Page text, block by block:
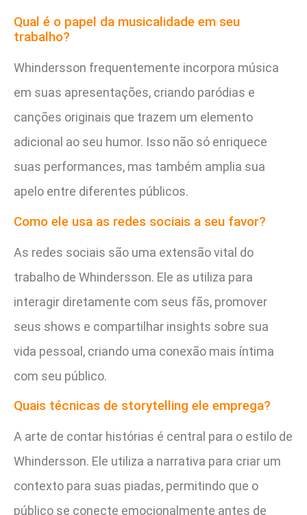
Qual é o papel da musicalidade em seu
trabalho?
Whindersson frequentemente incorpora música
em suas apresentações, criando paródias e
canções originais que trazem um elemento
adicional ao seu humor. Isso não só enriquece
suas performances, mas também amplia sua
apelo entre diferentes públicos.
Como ele usa as redes sociais a seu favor?
As redes sociais são uma extensão vital do
trabalho de Whindersson. Ele as utiliza para
interagir diretamente com seus fãs, promover
seus shows e compartilhar insights sobre sua
vida pessoal, criando uma conexão mais íntima
com seu público.
Quais técnicas de storytelling ele emprega?
A arte de contar histórias é central para o estilo de
Whindersson. Ele utiliza a narrativa para criar um
contexto para suas piadas, permitindo que o
público se conecte emocionalmente antes de